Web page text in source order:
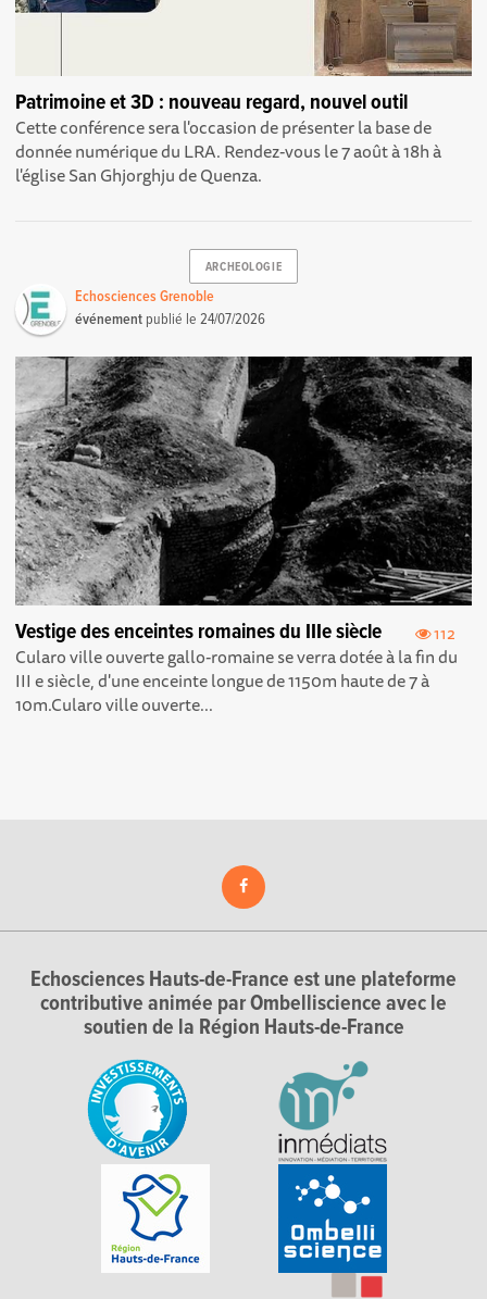
Patrimoine et 3D : nouveau regard, nouvel outil
Cette conférence sera l'occasion de présenter la base de
donnée numérique du LRA. Rendez-vous le 7 août à 18h à
l'église San Ghjorghju de Quenza.
ARCHEOLOGIE
Echosciences Grenoble
événement publié le24/07/2026
112
Vestige des enceintes romaines du IIIe siècle
Cularo ville ouverte gallo-romaine se verra dotée à la fin du
III e siècle, d'une enceinte longue de 1150m haute de 7 à
10m.Cularo ville ouverte...
Echosciences Hauts-de-France est une plateforme
contributive animée par Ombelliscience avec le
soutien de la Région Hauts-de-France